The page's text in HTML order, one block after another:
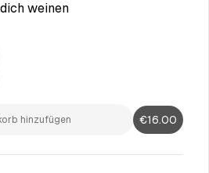
weinen
hinzufügen €16.00